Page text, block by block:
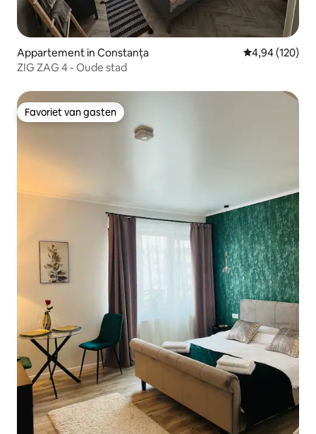
Appartement in Constanța Gemiddelde
4,94 (120)
ZIG ZAG 4 - Oude stad
Favoriet van gasten
Favoriet van gasten